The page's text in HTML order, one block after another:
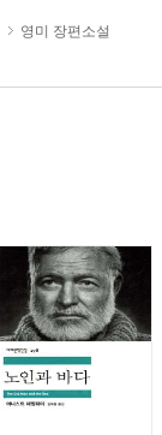
영미 장편소설